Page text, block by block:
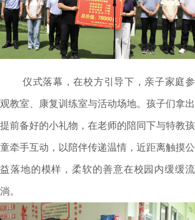
仪式落幕，在校方引导下，亲子家庭参
观教室、康复训练室与活动场地。孩子们拿出
提前备好的小礼物，在老师的陪同下与特教孩
童牵手互动，以陪伴传递温情，近距离触摸公
益落地的模样，柔软的善意在校园内缓缓流
淌。